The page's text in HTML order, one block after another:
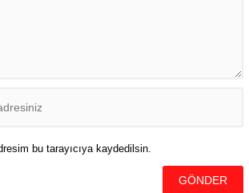
bu tarayıcıya kaydedilsin.